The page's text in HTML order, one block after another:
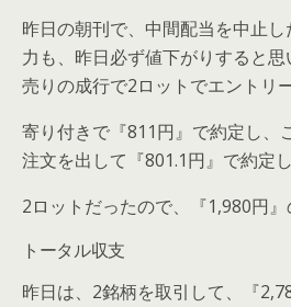
昨日の朝刊で、中間配当を中止
力も、昨日必ず値下がりすると
売りの成行で2ロットでエントリ
寄り付きで『811円』で約定し、
注文を出して『801.1円』で約定し
2ロットだったので、『1,980円』
トータル収支
昨日は、2銘柄を取引して、『